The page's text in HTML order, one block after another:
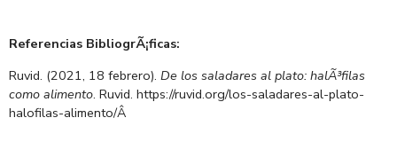
Referencias BibliogrÃ¡ficas:
Ruvid. (2021, 18 febrero). De los saladares al plato: halÃ³filas
como alimento. Ruvid. https://ruvid.org/los-saladares-al-plato-
halofilas-alimento/Â